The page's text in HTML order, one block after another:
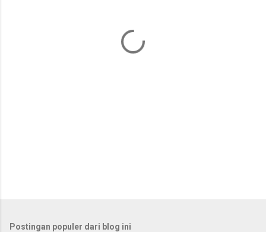
Postingan populer dari blog ini